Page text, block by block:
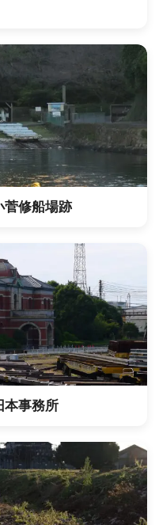
修船場跡
本事務所